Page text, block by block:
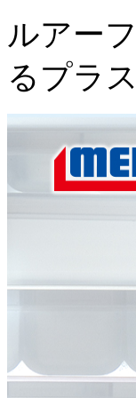
ルアー
るプラ